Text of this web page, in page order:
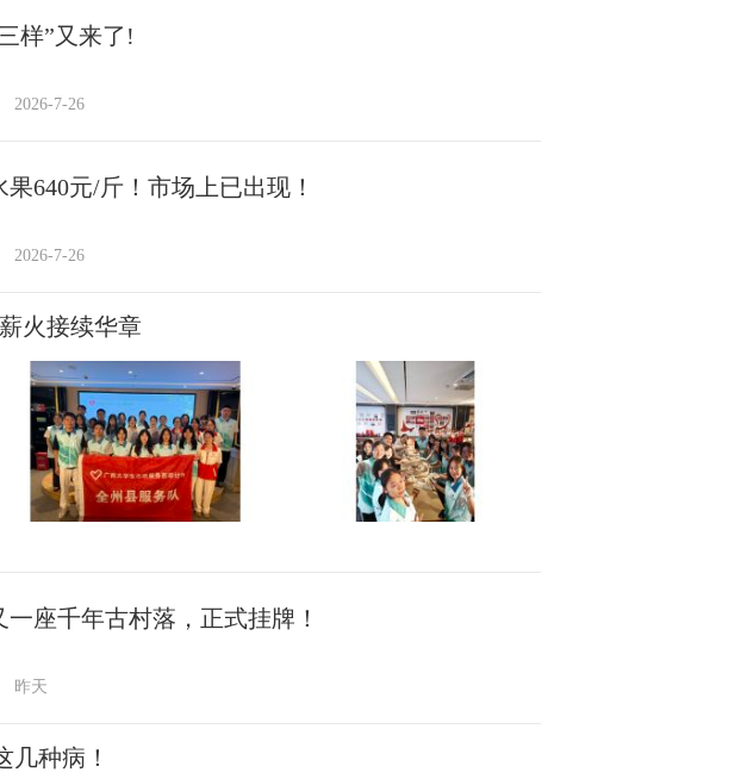
样”又来了!
2026-7-26
果640元/斤！市场上已出现！
2026-7-26
火接续华章
一座千年古村落，正式挂牌！
昨天
几种病！